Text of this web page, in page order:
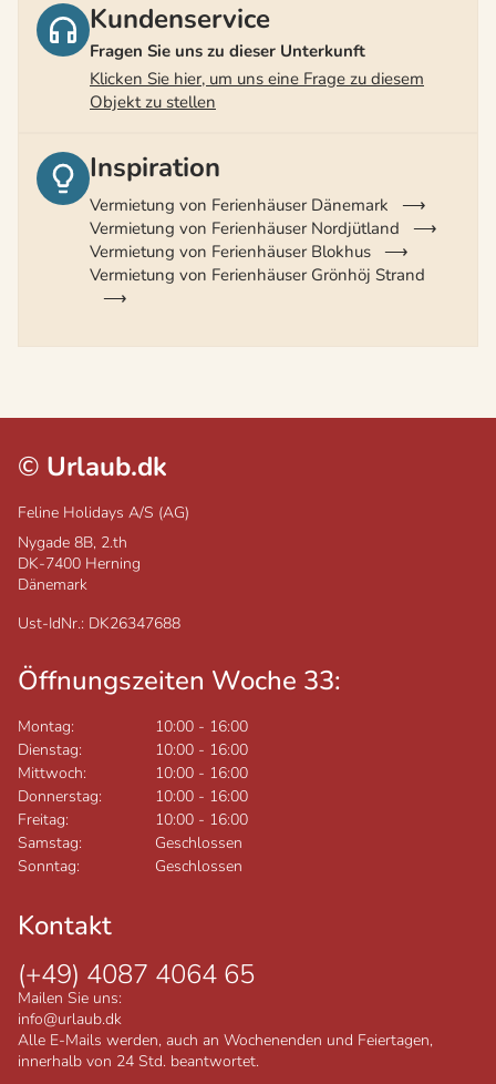
Kundenservice
Fragen Sie uns zu dieser Unterkunft
Klicken Sie hier, um uns eine Frage zu diesem
Objekt zu stellen
Inspiration
Vermietung von Ferienhäuser Dänemark
Vermietung von Ferienhäuser Nordjütland
Vermietung von Ferienhäuser Blokhus
Vermietung von Ferienhäuser Grönhöj Strand
© Urlaub.dk
Feline Holidays A/S (AG)
Nygade 8B, 2.th
DK-7400 Herning
Dänemark
Ust-IdNr.: DK26347688
Öffnungszeiten Woche 33:
Montag: 10:00 - 16:00
Dienstag:
10:00 - 16:00
Mittwoch:
10:00 - 16:00
Donnerstag:
10:00 - 16:00
Freitag:
10:00 - 16:00
Samstag:
Geschlossen
Sonntag:
Geschlossen
Kontakt
(+49) 4087 4064 65
Mailen Sie uns:
info@urlaub.dk
Alle E-Mails werden, auch an Wochenenden und Feiertagen,
innerhalb von 24 Std. beantwortet.